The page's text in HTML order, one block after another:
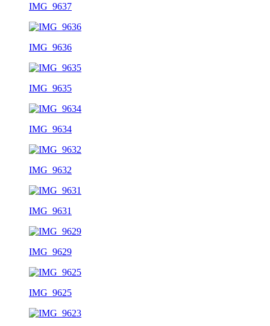
IMG_9637
IMG_9636
IMG_9635
IMG_9634
IMG_9632
IMG_9631
IMG_9629
IMG_9625